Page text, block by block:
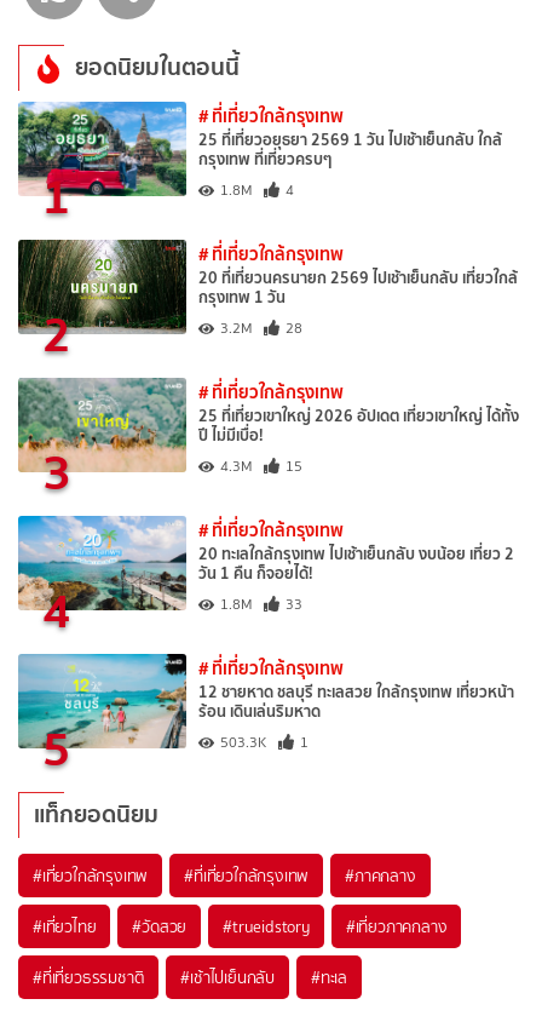
ยอดนิยมในตอนนี้
1
# ที่เที่ยวใกล้กรุงเทพ
25 ที่เที่ยวอยุธยา 2569 1 วัน ไปเช้าเย็นกลับ ใกล้
กรุงเทพ ที่เที่ยวครบๆ
1.8M 4
2
# ที่เที่ยวใกล้กรุงเทพ
20 ที่เที่ยวนครนายก 2569 ไปเช้าเย็นกลับ เที่ยวใกล้
กรุงเทพ 1 วัน
3.2M 28
3
# ที่เที่ยวใกล้กรุงเทพ
25 ที่เที่ยวเขาใหญ่ 2026 อัปเดต เที่ยวเขาใหญ่ ได้ทั้ง
ปี ไม่มีเบื่อ!
4.3M 15
4
# ที่เที่ยวใกล้กรุงเทพ
20 ทะเลใกล้กรุงเทพ ไปเช้าเย็นกลับ งบน้อย เที่ยว 2
วัน 1 คืน ก็จอยได้!
1.8M 33
5
# ที่เที่ยวใกล้กรุงเทพ
12 ชายหาด ชลบุรี ทะเลสวย ใกล้กรุงเทพ เที่ยวหน้า
ร้อน เดินเล่นริมหาด
503.3K 1
แท็กยอดนิยม
#เที่ยวใกล้กรุงเทพ #ที่เที่ยวใกล้กรุงเทพ #ภาคกลาง
#เที่ยวไทย #วัดสวย #trueidstory #เที่ยวภาคกลาง
#ที่เที่ยวธรรมชาติ #เช้าไปเย็นกลับ #ทะเล